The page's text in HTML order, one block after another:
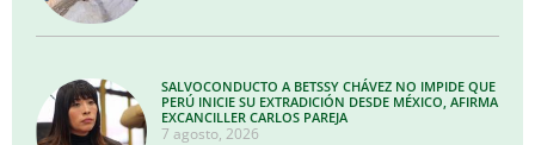
SALVOCONDUCTO A BETSSY CHÁVEZ NO IMPIDE QUE
PERÚ INICIE SU EXTRADICIÓN DESDE MÉXICO, AFIRMA
EXCANCILLER CARLOS PAREJA
7 agosto, 2026